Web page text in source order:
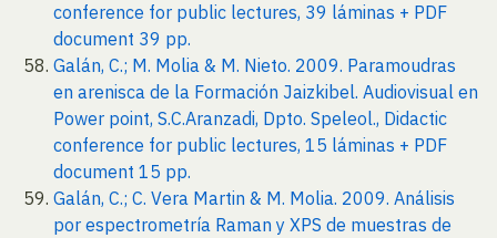
conference for public lectures, 39 láminas + PDF
document 39 pp.
Galán, C.; M. Molia & M. Nieto. 2009. Paramoudras
en arenisca de la Formación Jaizkibel. Audiovisual en
Power point, S.C.Aranzadi, Dpto. Speleol., Didactic
conference for public lectures, 15 láminas + PDF
document 15 pp.
Galán, C.; C. Vera Martin & M. Molia. 2009. Análisis
por espectrometría Raman y XPS de muestras de